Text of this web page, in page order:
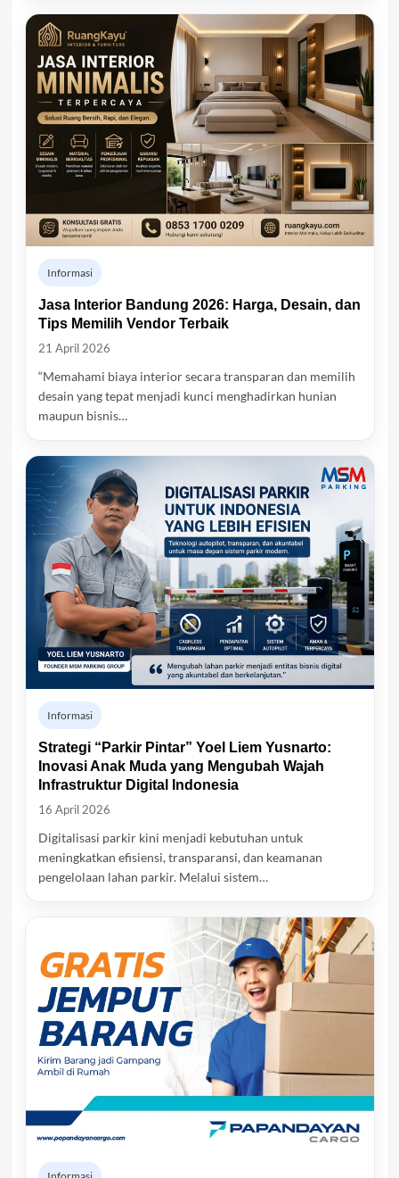
Informasi
Jasa Interior Bandung 2026: Harga, Desain, dan
Tips Memilih Vendor Terbaik
21 April 2026
“Memahami biaya interior secara transparan dan memilih
desain yang tepat menjadi kunci menghadirkan hunian
maupun bisnis…
Informasi
Strategi “Parkir Pintar” Yoel Liem Yusnarto:
Inovasi Anak Muda yang Mengubah Wajah
Infrastruktur Digital Indonesia
16 April 2026
Digitalisasi parkir kini menjadi kebutuhan untuk
meningkatkan efisiensi, transparansi, dan keamanan
pengelolaan lahan parkir. Melalui sistem…